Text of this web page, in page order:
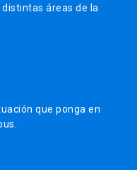
áreas de la
que ponga en